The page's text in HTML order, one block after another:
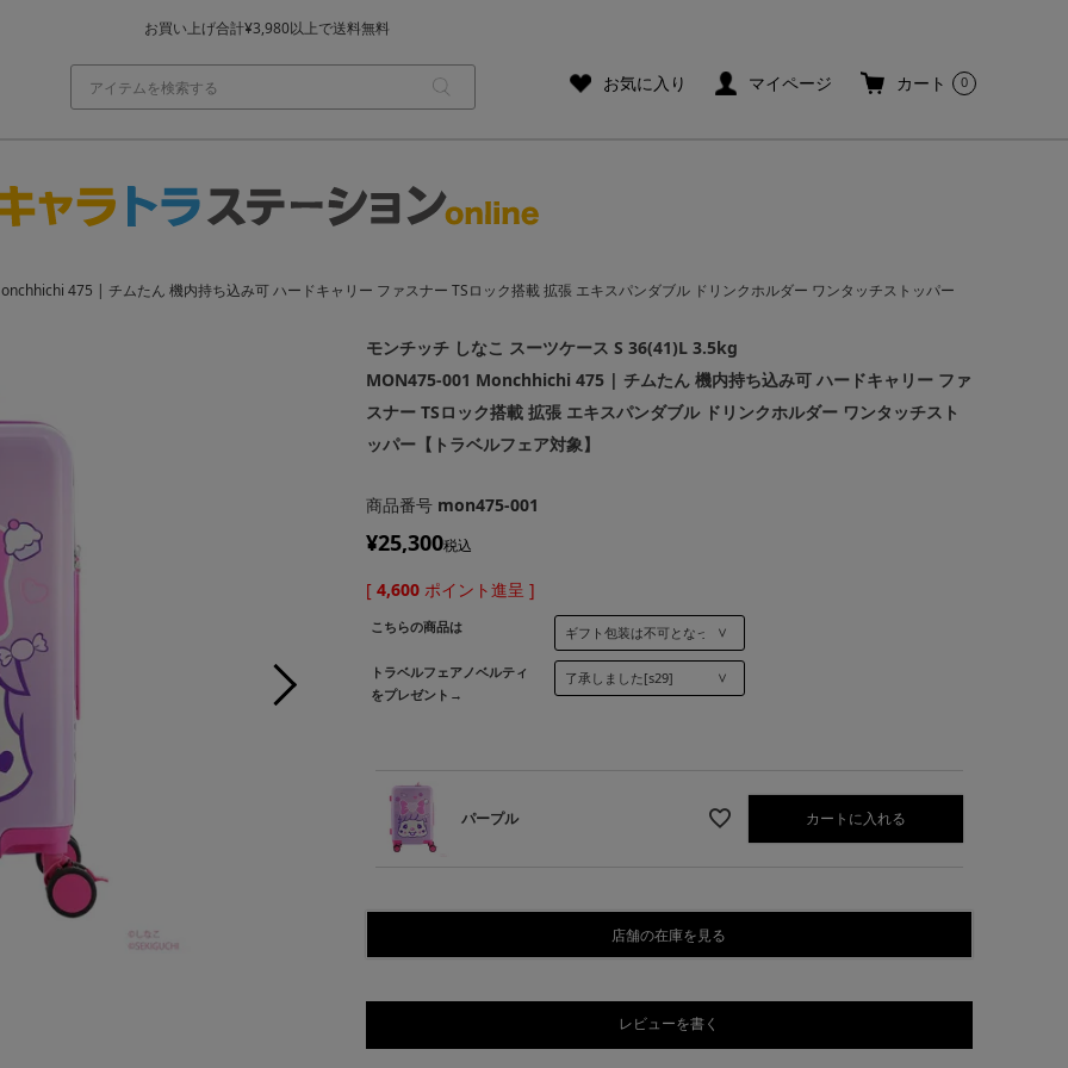
お買い上げ合計¥3,980以上で送料無料
当日～翌営業日を目安に順次発送（一部お取り寄せ商品を除く）
お気に入り マイページ カート 0
475 | チムたん 機内持ち込み可 ハードキャリー ファスナー TSロック搭載 拡張 エキスパンダブル ドリンクホルダー ワンタッチストッパー
モンチッチ しなこ スーツケース S 36(41)L 3.5kg
MON475-001 Monchhichi 475 | チムたん 機内持ち込み可 ハードキャリー ファ
スナー TSロック搭載 拡張 エキスパンダブル ドリンクホルダー ワンタッチスト
ッパー【トラベルフェア対象】
商品番号 mon475-001
¥25,300税込
[ 4,600 ポイント進呈 ]
こちらの商品は
トラベルフェアノベルティ
をプレゼント→
パープル カートに入れる
店舗の在庫を見る
レビューを書く